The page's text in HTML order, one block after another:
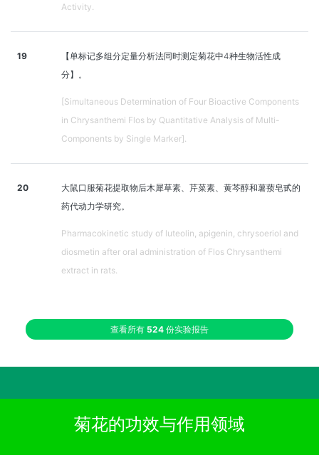
Activity.
19
【单标记多组分定量分析法同时测定菊花中4种生物活性成
分】。
[Simultaneous Determination of Four Bioactive Components
in Chrysanthemi Flos by Quantitative Analysis of Multi-
Components by Single Marker].
20
大鼠口服菊花提取物后木犀草素、芹菜素、黄芩醇和薯蓣皂甙的
药代动力学研究。
Pharmacokinetic study of luteolin, apigenin, chrysoeriol and
diosmetin after oral administration of Flos Chrysanthemi
extract in rats.
查看所有 524 份实验报告
菊花的功效与作用领域